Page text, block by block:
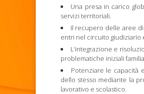
Una presa in carico
servizi territoriali.
Il recupero delle aree
entri nel circuito giudiziario
L’integrazione e
problematiche iniziali
Potenziare le capacità
dello stesso mediante la
lavorativo e scolastico.